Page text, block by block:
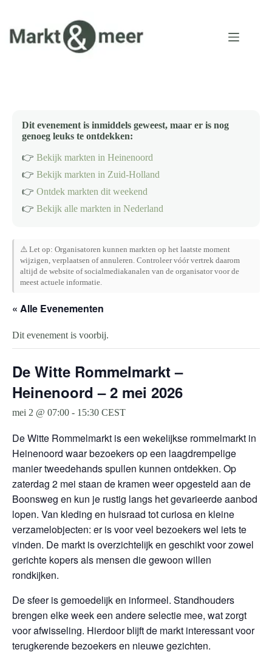
inhoud
Dit evenement is inmiddels geweest, maar er is nog
genoeg leuks te ontdekken:
👉 Bekijk markten in Heinenoord
👉 Bekijk markten in Zuid-Holland
👉 Ontdek markten dit weekend
👉 Bekijk alle markten in Nederland
⚠️ Let op: Organisatoren kunnen markten op het laatste moment
wijzigen, verplaatsen of annuleren. Controleer vóór vertrek daarom
altijd de website of socialmediakanalen van de organisator voor de
meest actuele informatie.
« Alle Evenementen
Dit evenement is voorbij.
De Witte Rommelmarkt –
Heinenoord – 2 mei 2026
mei 2 @ 07:00 - 15:30 CEST
De Witte Rommelmarkt is een wekelijkse rommelmarkt in
Heinenoord waar bezoekers op een laagdrempelige
manier tweedehands spullen kunnen ontdekken. Op
zaterdag 2 mei staan de kramen weer opgesteld aan de
Boonsweg en kun je rustig langs het gevarieerde aanbod
lopen. Van kleding en huisraad tot curiosa en kleine
verzamelobjecten: er is voor veel bezoekers wel iets te
vinden. De markt is overzichtelijk en geschikt voor zowel
gerichte kopers als mensen die gewoon willen
rondkijken.
De sfeer is gemoedelijk en informeel. Standhouders
brengen elke week een andere selectie mee, wat zorgt
voor afwisseling. Hierdoor blijft de markt interessant voor
terugkerende bezoekers en nieuwe gezichten.